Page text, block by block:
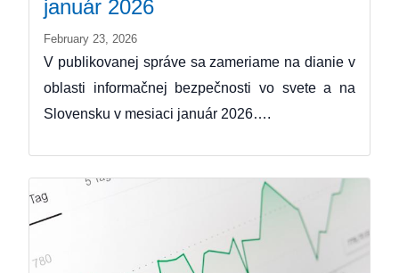
január 2026
February 23, 2026
V publikovanej správe sa zameriame na dianie v
oblasti informačnej bezpečnosti vo svete a na
Slovensku v mesiaci január 2026….